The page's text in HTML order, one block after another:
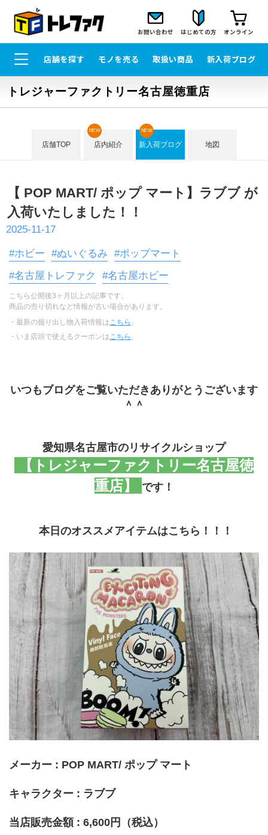
お問い合わせ はじめての方 オンライン
店舗を探す モノを売る 取扱い商品 新入荷ブログ
トレジャーファクトリー名古屋徳重店
店舗TOP 店内紹介
NEW
新入荷ブログ
NEW
地図
【 POP MART/ ポップ マート】ラブブ が
入荷いたしました！！
2025-11-17
#ホビー #ぬいぐるみ
#ポップマート
#名古屋トレファク
#名古屋ホビー
こちら公開後3ヶ月以上の記事です。
商品の売り切れなど情報が古い場合があります。
・最新の掘り出し物入荷情報は こちら
・いま店頭で使えるクーポンは こちら
いつもブログをご覧いただきありがとうございます
＾＾
愛知県名古屋市のリサイクルショップ
重店】
です！
本日のオススメアイテムはこちら！！！
メーカー : POP MART/ ポップ マート
キャラクター : ラブブ
当店販売金額 : 6,600円（税込）